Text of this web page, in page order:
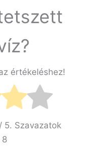
értékeléshez!
/ 5. Szavazatok
8